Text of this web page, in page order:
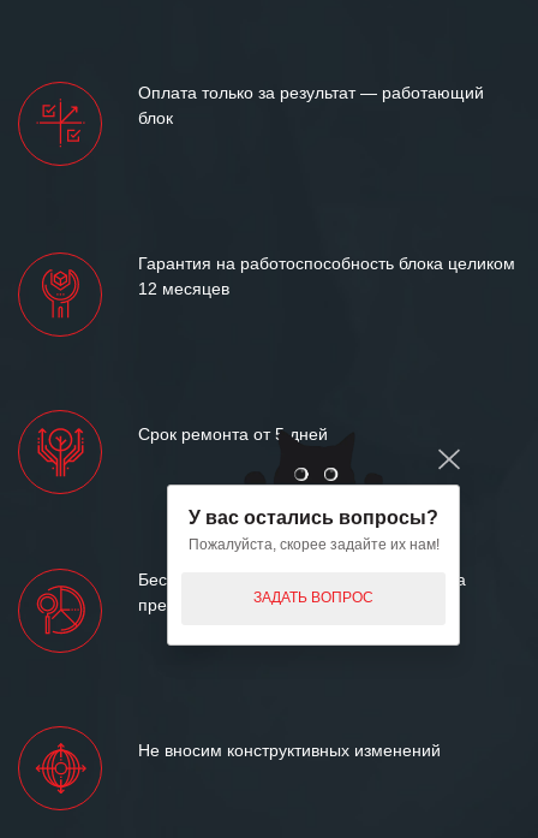
Оплата только за результат — работающий
блок
Гарантия на работоспособность блока целиком
12 месяцев
Срок ремонта от 5 дней
Бесплатный предварительный осмотр на
предмет ремонтопригодности
Не вносим конструктивных изменений
У вас остались вопросы?
Пожалуйста, скорее задайте их нам!
ЗАДАТЬ ВОПРОС